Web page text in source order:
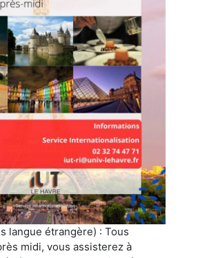
langue étrangère) : Tous
midi, vous assisterez à